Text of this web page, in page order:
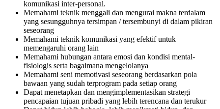
komunikasi inter-personal.
Memahami teknik menggali dan mengurai makna terdalam
yang sesungguhnya tersimpan / tersembunyi di dalam pikiran
seseorang
Memahami teknik komunikasi yang efektif untuk
memengaruhi orang lain
Memahami hubungan antara emosi dan kondisi mental-
fisiologis serta bagaimana mengelolanya
Memahami seni memotivasi seseorang berdasarkan pola
bawaan yang sudah terprogram pada setiap orang
Dapat menetapkan dan mengimplementasikan strategi
pencapaian tujuan pribadi yang lebih terencana dan terukur